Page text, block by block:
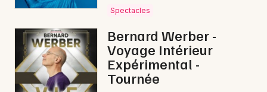
39 - Jura
Choisir mes départements
Mon email
Spectacles
Bernard Werber -
Voyage Intérieur
Expérimental -
Tournée